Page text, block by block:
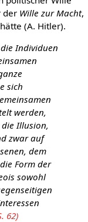
der Wille zur Macht,
(A. Hitler).
Individuen
sich
werden,
Illusion,
zwar auf
dem
Form der
sowohl
62)